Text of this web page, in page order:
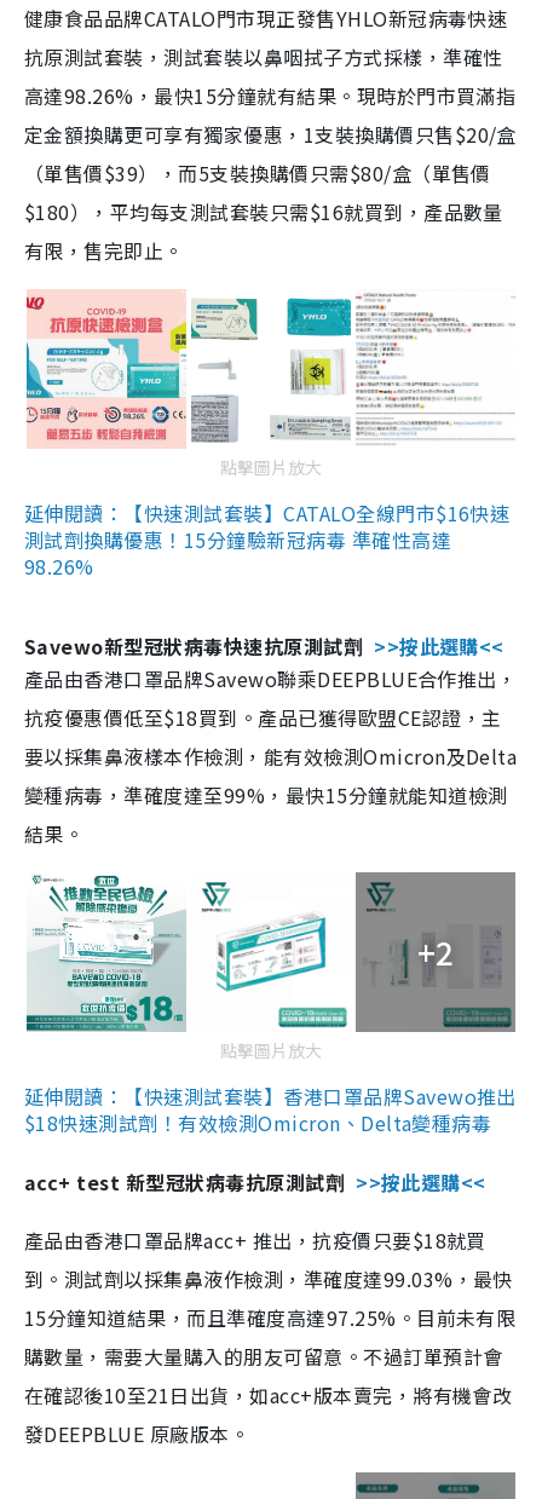
健康食品品牌CATALO門市現正發售YHLO新冠病毒快速
抗原測試套裝，測試套裝以鼻咽拭子方式採樣，準確性
高達98.26%，最快15分鐘就有結果。現時於門市買滿指
定金額換購更可享有獨家優惠，1支裝換購價只售$20/盒
（單售價$39），而5支裝換購價只需$80/盒（單售價
$180），平均每支測試套裝只需$16就買到，產品數量
有限，售完即止。
點擊圖片放大
延伸閱讀：【快速測試套裝】CATALO全線門市$16快速
測試劑換購優惠！15分鐘驗新冠病毒 準確性高達
98.26%
Savewo新型冠狀病毒快速抗原測試劑 >>按此選購<<
產品由香港口罩品牌Savewo聯乘DEEPBLUE合作推出，
抗疫優惠價低至$18買到。產品已獲得歐盟CE認證，主
要以採集鼻液樣本作檢測，能有效檢測Omicron及Delta
變種病毒，準確度達至99%，最快15分鐘就能知道檢測
結果。
+2
點擊圖片放大
延伸閱讀：【快速測試套裝】香港口罩品牌Savewo推出
$18快速測試劑！有效檢測Omicron、Delta變種病毒
acc+ test 新型冠狀病毒抗原測試劑 >>按此選購<<
產品由香港口罩品牌acc+ 推出，抗疫價只要$18就買
到。測試劑以採集鼻液作檢測，準確度達99.03%，最快
15分鐘知道結果，而且準確度高達97.25%。目前未有限
購數量，需要大量購入的朋友可留意。不過訂單預計會
在確認後10至21日出貨，如acc+版本賣完，將有機會改
發DEEPBLUE 原廠版本。